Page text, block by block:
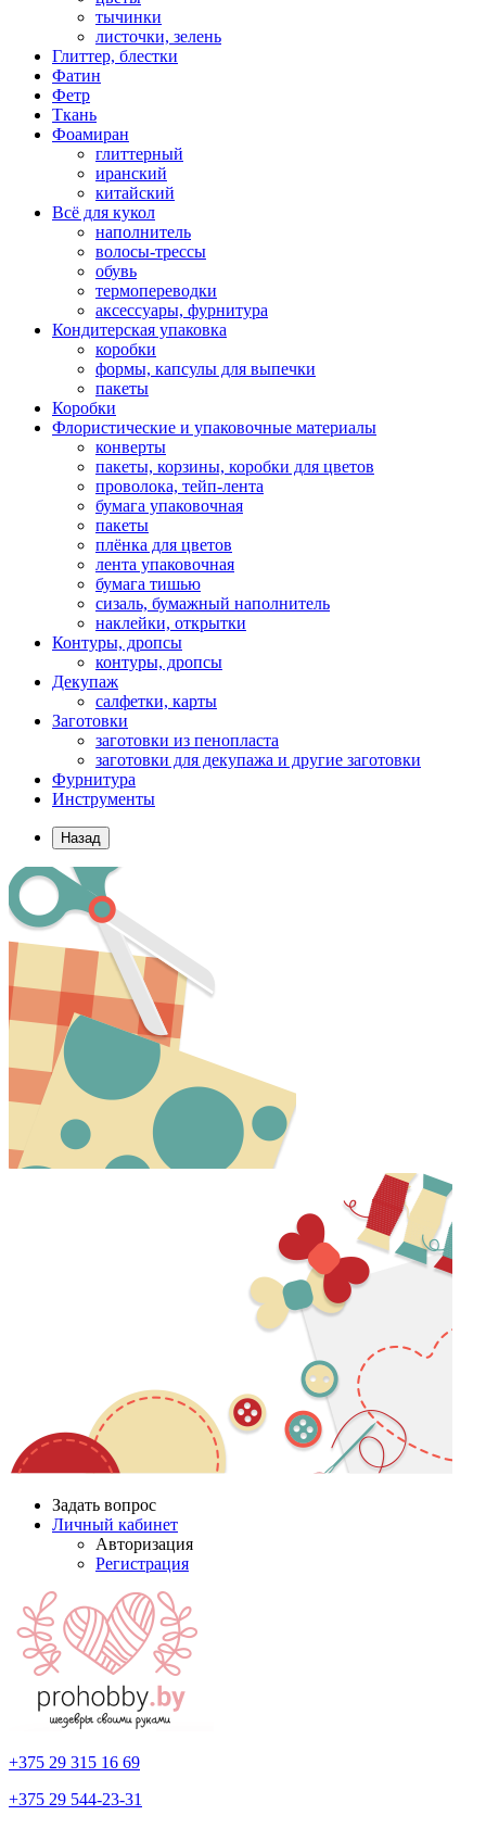
тычинки
листочки, зелень
Глиттер, блестки
Фатин
Фетр
Ткань
Фоамиран
глиттерный
иранский
китайский
Всё для кукол
наполнитель
волосы-трессы
обувь
термопереводки
аксессуары, фурнитура
Кондитерская упаковка
коробки
формы, капсулы для выпечки
пакеты
Коробки
Флористические и упаковочные материалы
конверты
пакеты, корзины, коробки для цветов
проволока, тейп-лента
бумага упаковочная
пакеты
плёнка для цветов
лента упаковочная
бумага тишью
сизаль, бумажный наполнитель
наклейки, открытки
Контуры, дропсы
контуры, дропсы
Декупаж
салфетки, карты
Заготовки
заготовки из пенопласта
заготовки для декупажа и другие заготовки
Фурнитура
Инструменты
Назад
Задать вопрос
Личный кабинет
Авторизация
Регистрация
+375 29 315 16 69
+375 29 544-23-31